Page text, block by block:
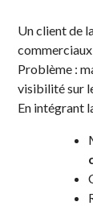
Un client de
Problème :
visibilité sur
En intégrant